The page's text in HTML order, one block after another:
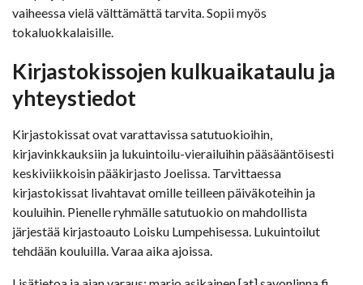
vaiheessa vielä välttämättä tarvita. Sopii myös
tokaluokkalaisille.
Kirjastokissojen kulkuaikataulu ja
yhteystiedot
Kirjastokissat ovat varattavissa satutuokioihin,
kirjavinkkauksiin ja lukuintoilu-vierailuihin pääsääntöisesti
keskiviikkoisin pääkirjasto Joelissa. Tarvittaessa
kirjastokissat livahtavat omille teilleen päiväkoteihin ja
kouluihin. Pienelle ryhmälle satutuokio on mahdollista
järjestää kirjastoauto Loisku Lumpehisessa. Lukuintoilut
tehdään kouluilla. Varaa aika ajoissa.